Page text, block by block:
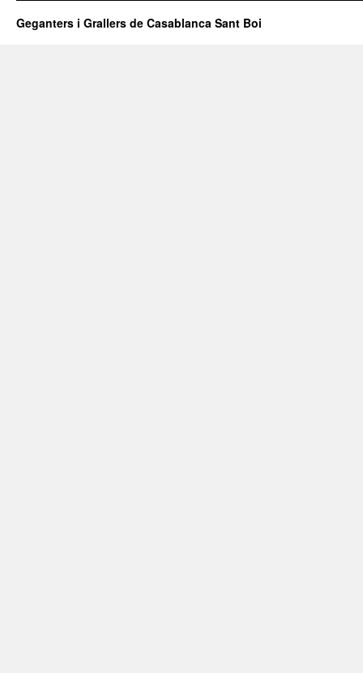
Geganters i Grallers de Casablanca Sant Boi